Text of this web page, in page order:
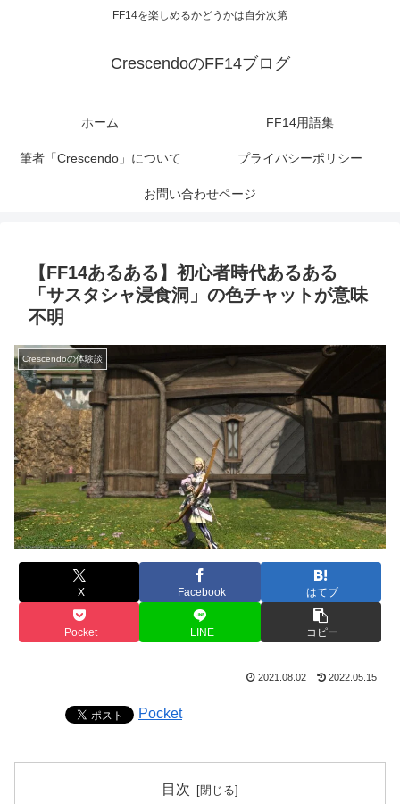
FF14を楽しめるかどうかは自分次第
CrescendoのFF14ブログ
ホーム FF14用語集
筆者「Crescendo」について プライバシーポリシー
お問い合わせページ
【FF14あるある】初心者時代あるある
「サスタシャ浸食洞」の色チャットが意味
不明
Crescendoの体験談
X Facebook はてブ
Pocket LINE コピー
2021.08.02 2022.05.15
Pocket
目次